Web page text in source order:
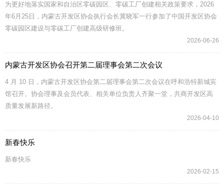
为更好地落实国家和自治区零碳园区、零碳工厂创建相关政策要求，2026
年6月25日，内蒙古开发区协会执行会长冀晓军一行参加了中国开发区协会
零碳园区建设与零碳工厂创建高级研修班。
2026-06-26
内蒙古开发区协会召开第二届理事会第二次会议
4 月 10 日，内蒙古开发区协会第二届理事会第二次会议在呼和浩特新城宾
馆召开。协会理事及会员代表、相关单位负责人齐聚一堂，共商开发区高
质量发展新路径。
2026-04-10
新春快乐
新春快乐
2026-02-15